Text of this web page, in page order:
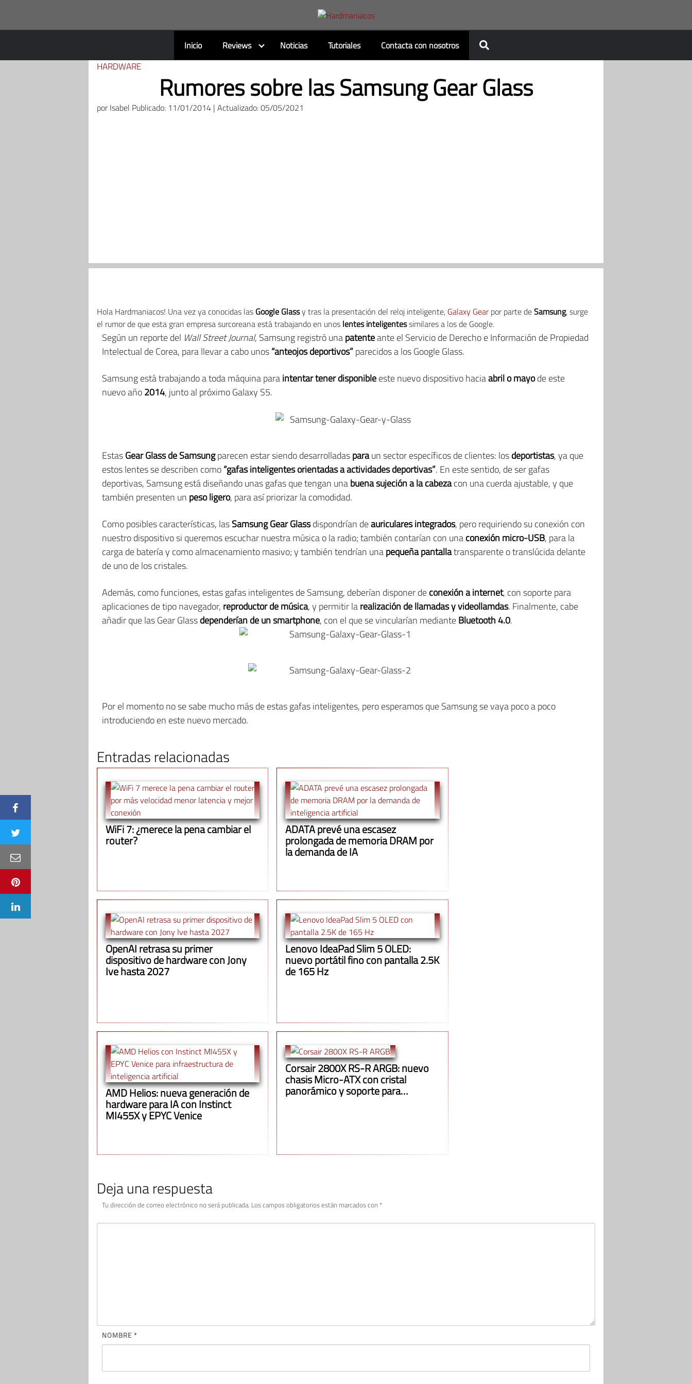
contenido
Inicio
Reviews Noticias Tutoriales Contacta con nosotros
HARDWARE
Rumores sobre las Samsung Gear Glass
porIsabel Publicado: 11/01/2014 | Actualizado: 05/05/2021
Hola Hardmaniacos! Una vez ya conocidas las Google Glassy tras la presentación del reloj inteligente, Galaxy Gearpor parte deSamsung, surge
el rumor de que esta gran empresa surcoreana está trabajando en unos lentes inteligentessimilares a los de Google.
Según un reporte del Wall Street Journal, Samsung registró unapatenteante el Servicio de Derecho e Información de Propiedad
Intelectual de Corea, para llevar a cabo unos“anteojos deportivos”parecidos a los Google Glass.
Samsung está trabajando a toda máquina paraintentar tener disponibleeste nuevo dispositivo haciaabril o mayode este
nuevo año2014, junto al próximo Galaxy S5.
EstasGear Glass de Samsungparecen estar siendo desarrolladasparaun sector específicos de clientes: losdeportistas, ya que
estos lentes se describen como“gafas inteligentes orientadas a actividades deportivas”. En este sentido, de ser gafas
deportivas, Samsung está diseñando unas gafas que tengan unabuena sujeción a la cabezacon una cuerda ajustable, y que
también presenten un peso ligero, para así priorizar la comodidad.
Como posibles características, lasSamsung Gear Glassdispondrían deauriculares integrados, pero requiriendo su conexión con
nuestro dispositivo si queremos escuchar nuestra música o la radio; también contarían con unaconexión micro-USB, para la
carga de batería y como almacenamiento masivo; y también tendrían unapequeña pantallatransparente o translúcida delante
de uno de los cristales.
Además, como funciones, estas gafas inteligentes de Samsung, deberían disponer deconexión a internet, con soporte para
aplicaciones de tipo navegador, reproductor de música, y permitir larealización de llamadas y videollamdas. Finalmente, cabe
añadir que las Gear Glassdependerían de un smartphone, con el que se vincularían medianteBluetooth 4.0.
Por el momento no se sabe mucho más de estas gafas inteligentes, pero esperamos que Samsung se vaya poco a poco
introduciendo en este nuevo mercado.
Entradas relacionadas
WiFi 7: ¿merece la pena cambiar el
router?
ADATA prevé una escasez
prolongada de memoria DRAM por
la demanda de IA
OpenAI retrasa su primer
dispositivo de hardware con Jony
Ive hasta 2027
Lenovo IdeaPad Slim 5 OLED:
nuevo portátil fino con pantalla 2.5K
de 165 Hz
AMD Helios: nueva generación de
hardware para IA con Instinct
MI455X y EPYC Venice
Corsair 2800X RS-R ARGB: nuevo
chasis Micro-ATX con cristal
panorámico y soporte para
Deja una respuesta
Tu dirección de correo electrónico no será publicada. Los campos obligatorios están marcados con *
NOMBRE *